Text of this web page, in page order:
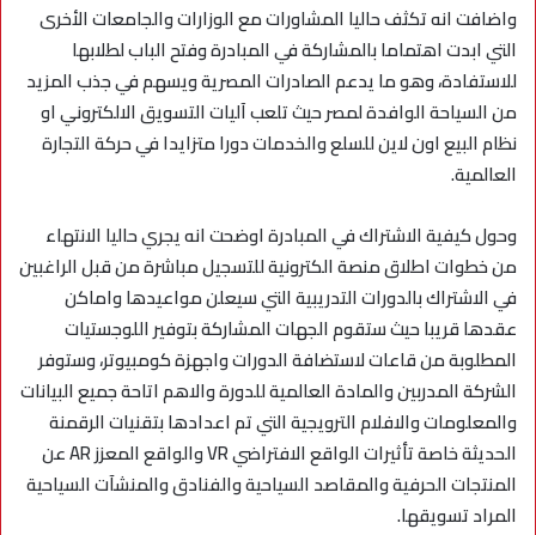
واضافت انه تكثف حاليا المشاورات مع الوزارات والجامعات الأخرى
التي ابدت اهتماما بالمشاركة في المبادرة وفتح الباب لطلابها
للاستفادة، وهو ما يدعم الصادرات المصرية ويسهم في جذب المزيد
من السياحة الوافدة لمصر حيث تلعب آليات التسويق الالكتروني او
نظام البيع اون لاين للسلع والخدمات دورا متزايدا في حركة التجارة
العالمية.
وحول كيفية الاشتراك في المبادرة اوضحت انه يجري حاليا الانتهاء
من خطوات اطلاق منصة الكترونية للتسجيل مباشرة من قبل الراغبين
في الاشتراك بالدورات التدريبية التي سيعلن مواعيدها واماكن
عقدها قريبا حيث ستقوم الجهات المشاركة بتوفير اللوجستيات
المطلوبة من قاعات لاستضافة الدورات واجهزة كومبيوتر، وستوفر
الشركة المدربين والمادة العالمية للدورة والاهم اتاحة جميع البيانات
والمعلومات والافلام الترويجية التي تم اعدادها بتقنيات الرقمنة
الحديثة خاصة تأثيرات الواقع الافتراضي
والواقع المعززAR
عن
المنتجات الحرفية والمقاصد السياحية والفنادق والمنشآت السياحية
المراد تسويقها.